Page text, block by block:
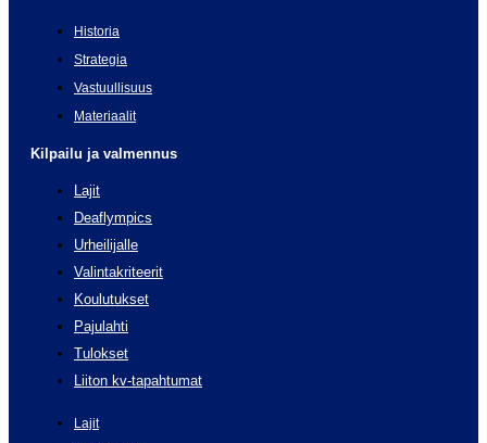
Historia
Strategia
Vastuullisuus
Materiaalit
Kilpailu ja valmennus
Lajit
Deaflympics
Urheilijalle
Valintakriteerit
Koulutukset
Pajulahti
Tulokset
Liiton kv-tapahtumat
Lajit